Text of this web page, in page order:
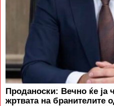
Проданоски: Вечно ќе ја
жртвата на бранителите